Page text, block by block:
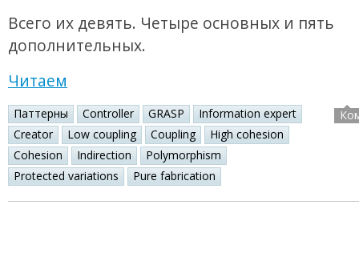
Всего их девять. Четыре основных и пять
дополнительных.
Читаем
Паттерны Controller GRASP
Information expert
Creator
Low coupling Coupling
High cohesion
Cohesion
Indirection
Polymorphism
Protected variations
Pure fabrication